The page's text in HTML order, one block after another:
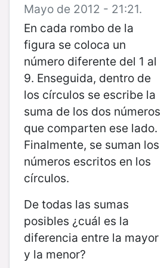
Mayo de 2012 - 21:21.
En cada rombo de la
figura se coloca un
número diferente del 1 al
9. Enseguida, dentro de
los círculos se escribe la
suma de los dos números
que comparten ese lado.
Finalmente, se suman los
números escritos en los
círculos.
De todas las sumas
posibles ¿cuál es la
diferencia entre la mayor
y la menor?